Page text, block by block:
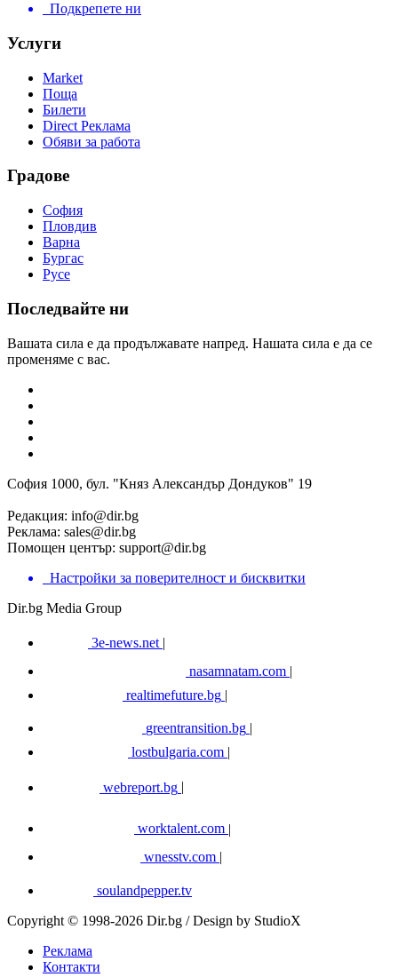
Подкрепете ни
Услуги
Market
Поща
Билети
Direct Реклама
Обяви за работа
Градове
София
Пловдив
Варна
Бургас
Русе
Последвайте ни
Вашата сила е да продължавате напред. Нашата сила е да се
променяме с вас.
София 1000, бул. "Княз Александър Дондуков" 19
Редакция: info@dir.bg
Реклама: sales@dir.bg
Помощен център: support@dir.bg
Настройки за поверителност и бисквитки
Dir.bg Media Group
3e-news.net |
nasamnatam.com |
realtimefuture.bg |
greentransition.bg |
lostbulgaria.com |
webreport.bg
worktalent.com |
wnesstv.com |
soulandpepper.tv
Copyright © 1998-2026 Dir.bg / Design by StudioX
Реклама
Контакти